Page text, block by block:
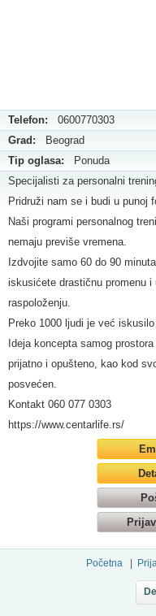
Telefon: 0600770303
Grad: Beograd
Tip oglasa: Ponuda
Specijalisti za personalni
Pridruži nam se i budi u punoj
Naši programi personalnog
nemaju previše vremena.
Izdvojite samo 60 do 90
iskusićete drastičnu promenu
raspoloženju.
Preko 1000 ljudi je već
Ideja koncepta samog
prijatno i opušteno, kao kod
posvećen.
Kontakt 060 077 0303
https://www.centarlife.rs/
Početna